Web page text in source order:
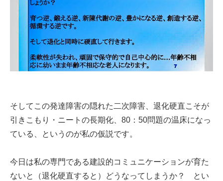
そしてこの発達障害の隠れた二次障害、退化硬直こそが
引きこもり・ニートの長期化、80：50問題の温床になっ
ている、というのが私の仮説です。
今日は私の専門である建設的コミュニケーションが育た
ないと（退化硬直すると）どうなってしまうか？ とい